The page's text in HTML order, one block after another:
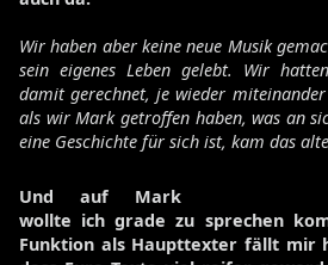
Wir haben aber keine neue Musik
sein eigenes Leben gelebt. Wir
damit gerechnet, je wieder
als wir Mark getroffen haben, was an
eine Geschichte für sich ist, kam das
Und auf Mark
wollte ich grade zu sprechen
Funktion als Haupttexter fällt mir